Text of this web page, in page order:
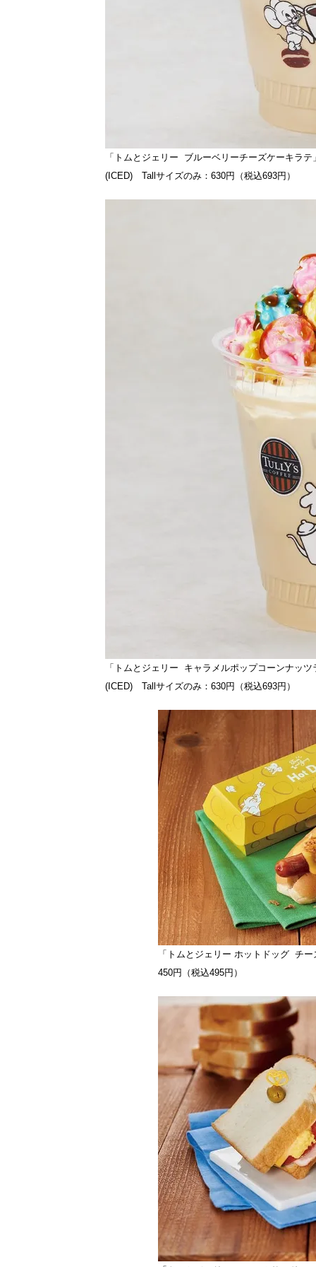
「トムとジェリー ブルーベリーチーズケーキラテ
(ICED) Tallサイズのみ：630円（税込693円）
「トムとジェリー キャラメルポップコーンナッツ
(ICED) Tallサイズのみ：630円（税込693円）
「トムとジェリー ホットドッグ チ
450円（税込495円）